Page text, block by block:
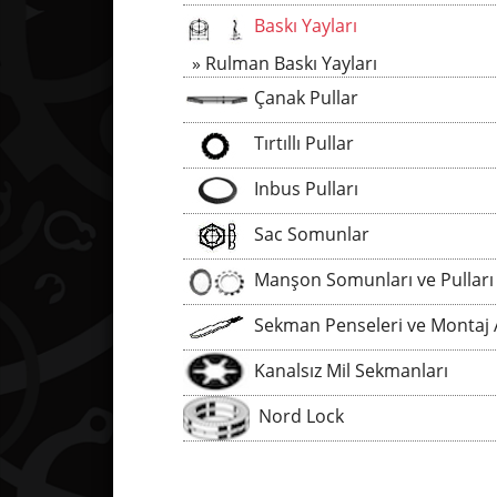
Baskı Yayları
Rulman Baskı Yayları
Çanak Pullar
Tırtıllı Pullar
Inbus Pulları
Sac Somunlar
Manşon Somunları ve Pulları
Sekman Penseleri ve Montaj
Kanalsız Mil Sekmanları
Nord Lock